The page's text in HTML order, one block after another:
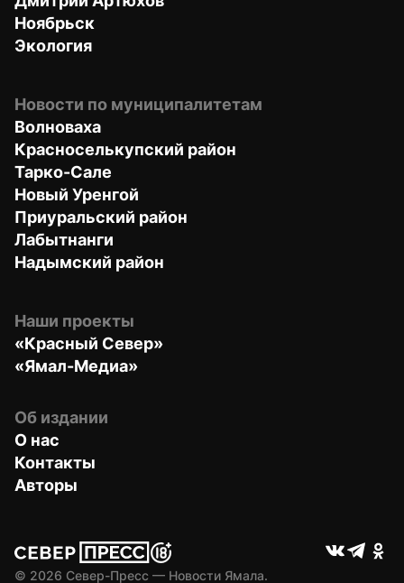
Ноябрьск
Экология
Новости по муниципалитетам
Волноваха
Красноселькупский район
Тарко-Сале
Новый Уренгой
Приуральский район
Лабытнанги
Надымский район
Наши проекты
«Красный Север»
«Ямал-Медиа»
Об издании
О нас
Контакты
Авторы
© 2026 Север-Пресс — Новости Ямала.